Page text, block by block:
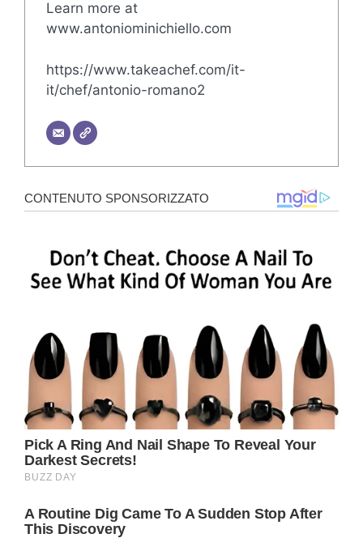
Learn more at
www.antoniominichiello.com
https://www.takeachef.com/it-
it/chef/antonio-romano2